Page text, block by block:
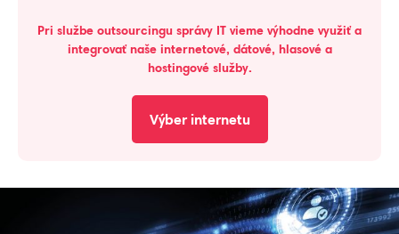
Pri službe outsourcingu správy IT vieme výhodne využiť a
integrovať naše internetové, dátové, hlasové a
hostingové služby.
Výber internetu